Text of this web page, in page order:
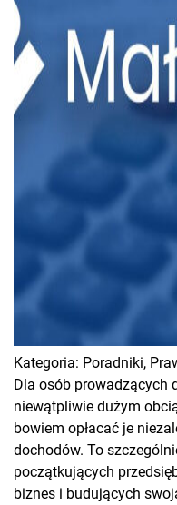
Kategoria: Poradniki,
Dla osób prowadzących
niewątpliwie dużym
bowiem opłacać je
dochodów. To
początkujących
biznes i budujących